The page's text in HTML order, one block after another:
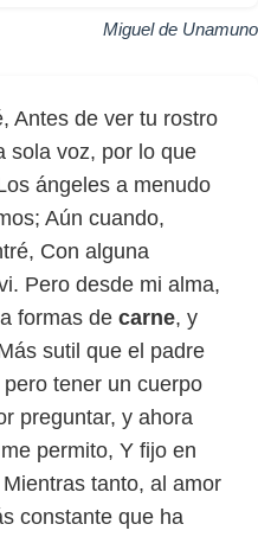
Miguel de Unamuno
Antes de ver tu rostro
sola voz, por lo que
ángeles a menudo
Aún cuando,
Con alguna
Pero desde mi alma,
formas de carne, y
sutil que el padre
tener un cuerpo
preguntar, y ahora
permito, Y fijo en
tanto, al amor
constante que ha